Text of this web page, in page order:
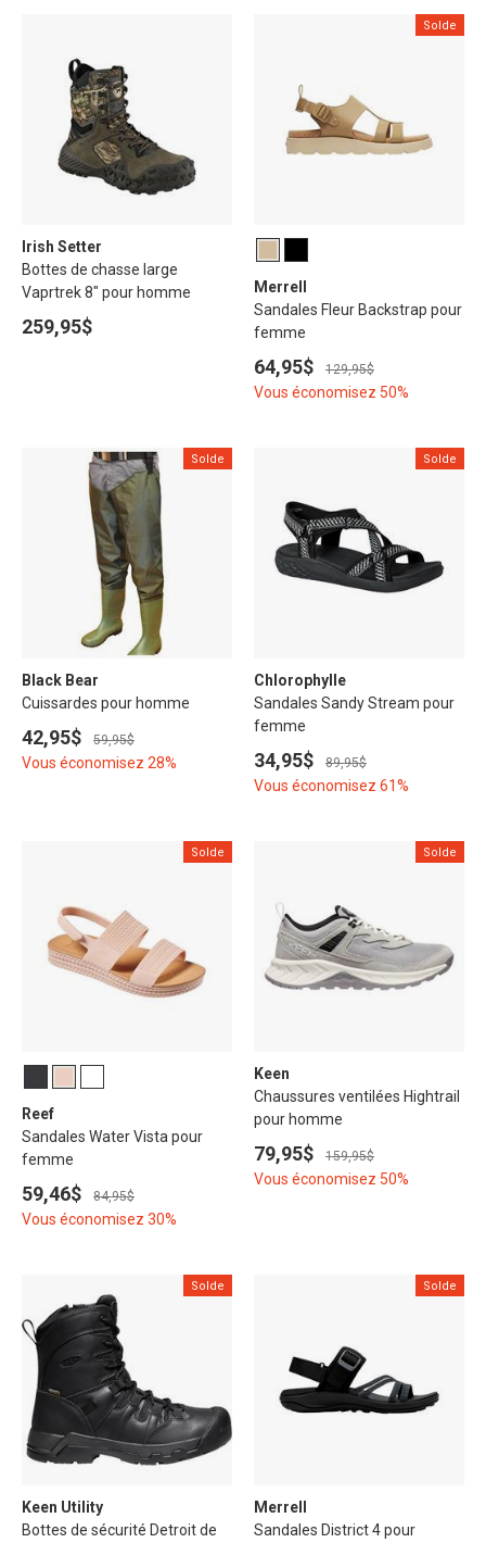
Irish Setter
Bottes de chasse large
Vaprtrek 8" pour homme
259,95$
Solde
Merrell
Sandales Fleur Backstrap pour
femme
64,95$ 129,95$
Vous économisez 50%
Solde
Black Bear
Cuissardes pour homme
42,95$ 59,95$
Vous économisez 28%
Solde
Chlorophylle
Sandales Sandy Stream pour
femme
34,95$ 89,95$
Vous économisez 61%
Solde
Reef
Sandales Water Vista pour
femme
59,46$ 84,95$
Vous économisez 30%
Solde
Keen
Chaussures ventilées Hightrail
pour homme
79,95$ 159,95$
Vous économisez 50%
Solde
Keen Utility
Bottes de sécurité Detroit de
Solde
Merrell
Sandales District 4 pour